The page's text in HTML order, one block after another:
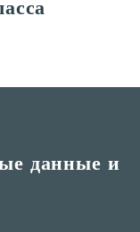
данные и